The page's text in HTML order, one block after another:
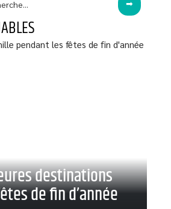
destinations
de fin d’année